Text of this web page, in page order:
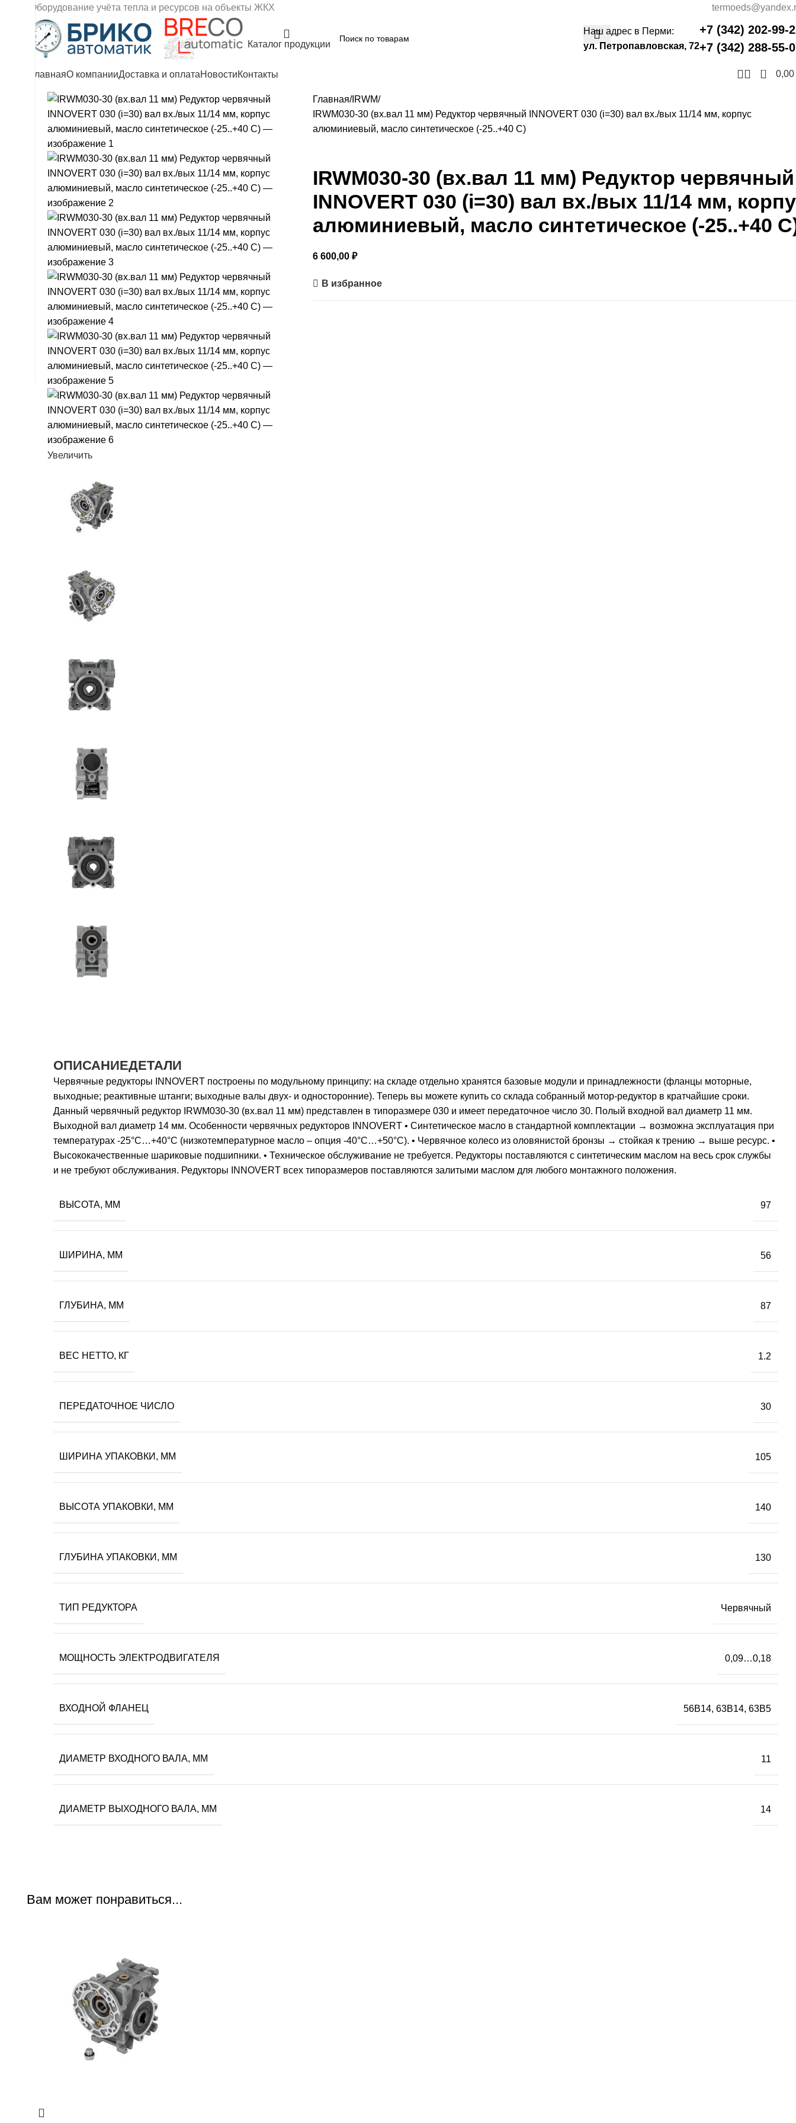
Оборудование учёта тепла и ресурсов на объекты ЖКХ
Каталог продукции
Наш адрес в Перми:
ул. Петропавловская, 72
+7 (342) 202-99-
+7 (342) 288-55-
ГлавнаяО компанииДоставка и оплатаНовостиКонтакты 0 0,00
Увеличить
Главная IRWM
IRWM030-30 (вх.вал 11 мм) Редуктор червячный INNOVERT 030 (i=30) вал вх./вых 11/14 мм, корпус
алюминиевый, масло синтетическое (-25..+40 С)
IRWM030-30 (вх.вал 11 мм) Редуктор червячный
INNOVERT 030 (i=30) вал вх./вых 11/14 мм,
алюминиевый, масло синтетическое (-25..+40
6 600,00 ₽
В избранное
ОПИСАНИЕДЕТАЛИ
Червячные редукторы INNOVERT построены по модульному принципу: на складе отдельно хранятся базовые модули и принадлежности (фланцы моторные,
выходные; реактивные штанги; выходные валы двух- и односторонние). Теперь вы можете купить со склада собранный мотор-редуктор в кратчайшие сроки.
Данный червячный редуктор IRWM030-30 (вх.вал 11 мм) представлен в типоразмере 030 и имеет передаточное число 30. Полый входной вал диаметр 11 мм.
Выходной вал диаметр 14 мм. Особенности червячных редукторов INNOVERT • Синтетическое масло в стандартной комплектации → возможна эксплуатация при
температурах -25°С…+40°С (низкотемпературное масло – опция -40°С…+50°С). • Червячное колесо из оловянистой бронзы → стойкая к трению → выше ресурс. •
Высококачественные шариковые подшипники. • Техническое обслуживание не требуется. Редукторы поставляются с синтетическим маслом на весь срок службы
и не требуют обслуживания. Редукторы INNOVERT всех типоразмеров поставляются залитыми маслом для любого монтажного положения.
ВЫСОТА, ММ 97
ШИРИНА, ММ 56
ГЛУБИНА, ММ 87
ВЕС НЕТТО, КГ 1.2
ПЕРЕДАТОЧНОЕ ЧИСЛО 30
ШИРИНА УПАКОВКИ, ММ 105
ВЫСОТА УПАКОВКИ, ММ 140
ГЛУБИНА УПАКОВКИ, ММ 130
ТИП РЕДУКТОРА Червячный
МОЩНОСТЬ ЭЛЕКТРОДВИГАТЕЛЯ 0,09…0,18
ВХОДНОЙ ФЛАНЕЦ 56B14, 63B14, 63B5
ДИАМЕТР ВХОДНОГО ВАЛА, ММ 11
ДИАМЕТР ВЫХОДНОГО ВАЛА, ММ 14
Вам может понравиться...